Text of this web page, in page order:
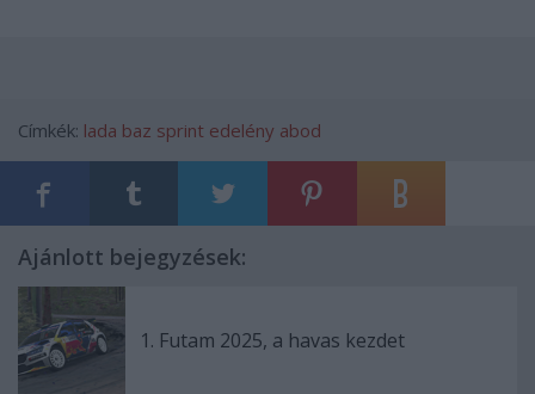
Címkék: lada baz sprint edelény abod
Ajánlott bejegyzések:
1. Futam 2025, a havas kezdet